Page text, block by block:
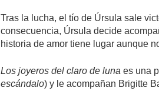
Tras la lucha, el tío de Úrsula sale
consecuencia, Úrsula decide
historia de amor tiene lugar aunque
Los joyeros del claro de luna es una
escándalo) y le acompañan Brigitte